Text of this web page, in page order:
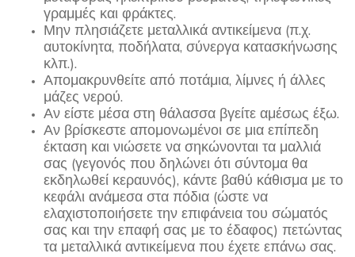
γραμμές και φράκτες.
Μην πλησιάζετε μεταλλικά αντικείμενα (π.χ.
αυτοκίνητα, ποδήλατα, σύνεργα κατασκήνωσης
κλπ.).
Απομακρυνθείτε από ποτάμια, λίμνες ή άλλες
μάζες νερού.
Αν είστε μέσα στη θάλασσα βγείτε αμέσως έξω.
Αν βρίσκεστε απομονωμένοι σε μια επίπεδη
έκταση και νιώσετε να σηκώνονται τα μαλλιά
σας (γεγονός που δηλώνει ότι σύντομα θα
εκδηλωθεί κεραυνός), κάντε βαθύ κάθισμα με το
κεφάλι ανάμεσα στα πόδια (ώστε να
ελαχιστοποιήσετε την επιφάνεια του σώματός
σας και την επαφή σας με το έδαφος) πετώντας
τα μεταλλικά αντικείμενα που έχετε επάνω σας.